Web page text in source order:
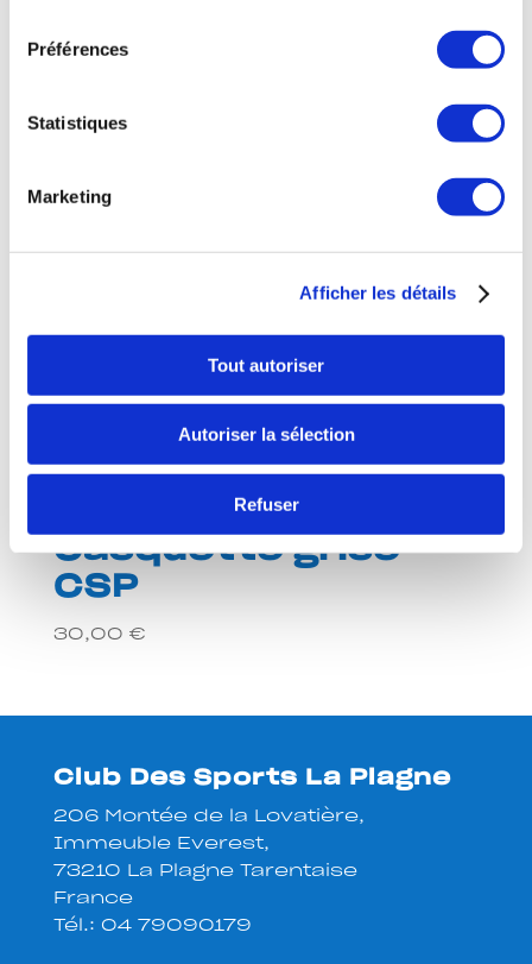
Préférences
Statistiques
Marketing
Afficher les détails
Tout autoriser
Autoriser la sélection
Refuser
Casquette grise
CSP
30,00 €
Club Des Sports La Plagne
206 Montée de la Lovatière,
Immeuble Everest,
73210 La Plagne Tarentaise
France
Tél.: 04 79090179